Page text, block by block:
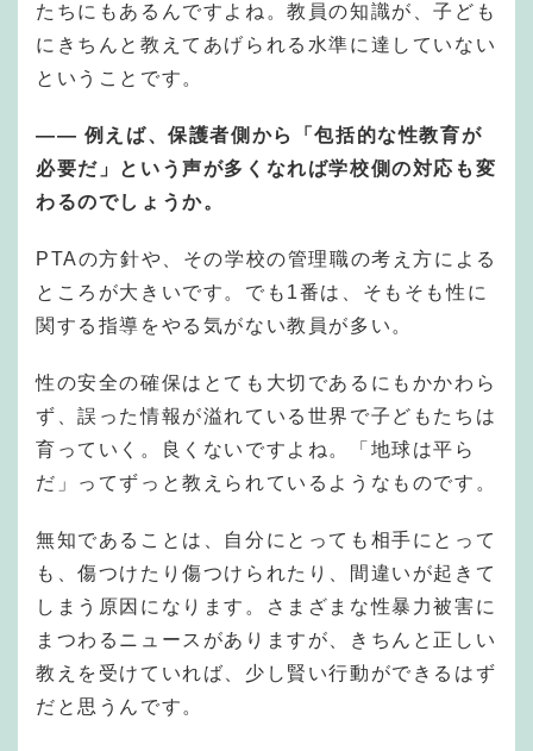
たちにもあるんですよね。教員の知識が、子ども
にきちんと教えてあげられる水準に達していない
ということです。
—— 例えば、保護者側から「包括的な性教育が
必要だ」という声が多くなれば学校側の対応も変
わるのでしょうか。
PTAの方針や、その学校の管理職の考え方による
ところが大きいです。でも1番は、そもそも性に
関する指導をやる気がない教員が多い。
性の安全の確保はとても大切であるにもかかわら
ず、誤った情報が溢れている世界で子どもたちは
育っていく。良くないですよね。「地球は平ら
だ」ってずっと教えられているようなものです。
無知であることは、自分にとっても相手にとって
も、傷つけたり傷つけられたり、間違いが起きて
しまう原因になります。さまざまな性暴力被害に
まつわるニュースがありますが、きちんと正しい
教えを受けていれば、少し賢い行動ができるはず
だと思うんです。